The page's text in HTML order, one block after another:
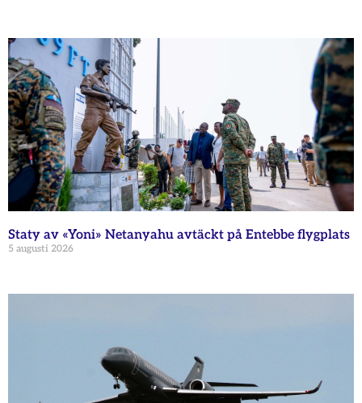
Staty av «Yoni» Netanyahu avtäckt på Entebbe flygplats
5 augusti 2026